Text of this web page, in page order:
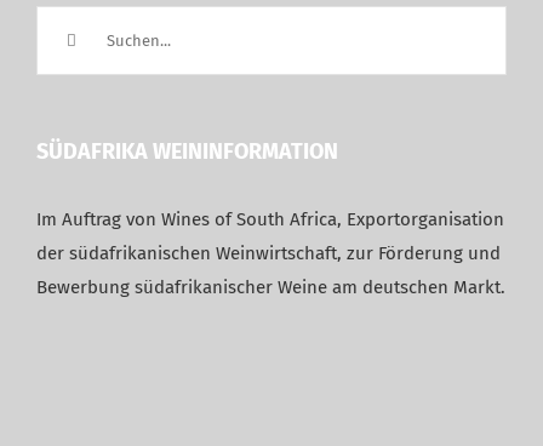
SÜDAFRIKA WEININFORMATION
Im Auftrag von Wines of South Africa, Exportorganisation
der südafrikanischen Weinwirtschaft, zur Förderung und
Bewerbung südafrikanischer Weine am deutschen Markt.